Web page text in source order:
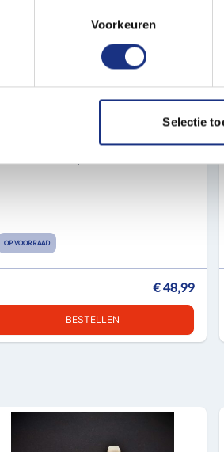
persoonlijke gegevens worden
wijzigen of intrekken in de
Ook delen we informatie over
Deze partners kunnen deze
Voorkeuren
Selectie
1:24 ITALERI 3910 SCANIA 143M
Modelbouwpakket
OP VOORRAAD
€ 48,99
BESTELLEN